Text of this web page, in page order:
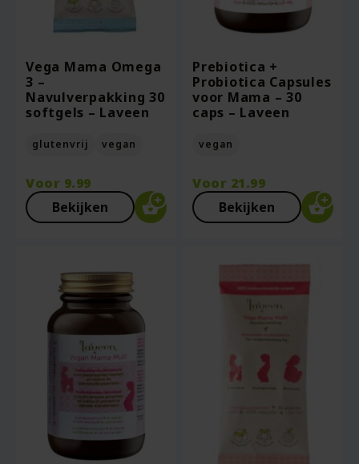
Vega Mama Omega
3 –
Navulverpakking 30
softgels – Laveen
glutenvrij vegan
Voor 9.99
Bekijken
Prebiotica +
Probiotica Capsules
voor Mama – 30
caps – Laveen
vegan
Voor 21.99
Bekijken